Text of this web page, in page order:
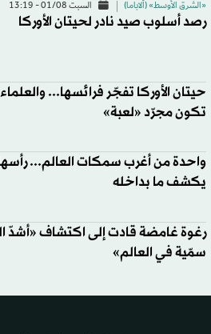
«الشرق الأوسط» (ألاباما) السبت 01/08 - 13:19
رصد أسلوب صيد نادر لحيتان الأوركا
حيتان الأوركا تفجّر فرائسها...
تكون مجرّد «لعبة»
واحدة من أغرب سمكات العالم...
يكشف ما بداخله
رغوة غامضة قادت إلى اكتشاف «أشدّ
سمّية في العالم»